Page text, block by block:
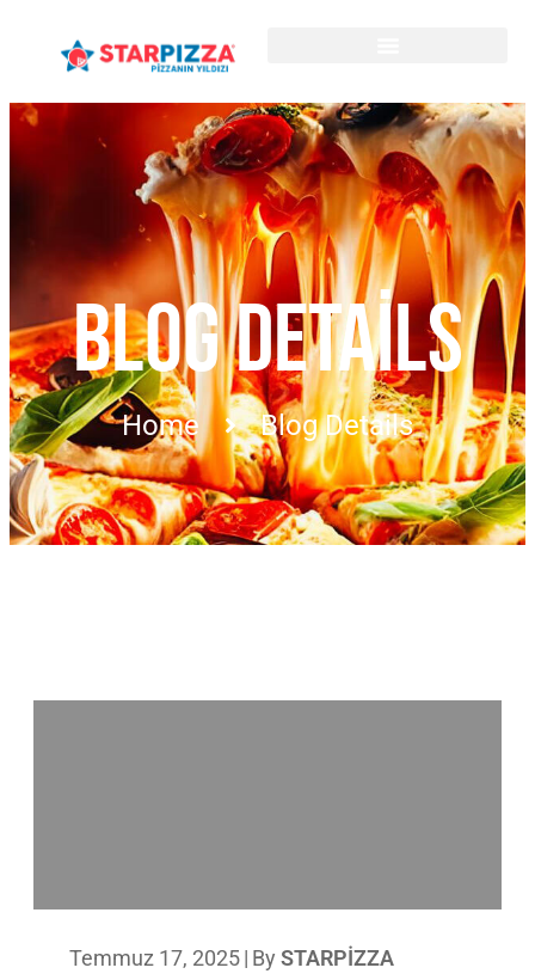
BLOG DETAILS
Home Blog Details
Temmuz 17, 2025| By STARPIZZA